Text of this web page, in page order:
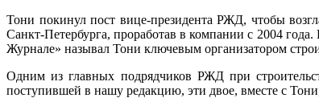
Тони покинул пост вице-президента РЖД, чтобы
Санкт-Петербурга, проработав в компании с 2004
Журнале» называл Тони ключевым организатором
Одним из главных подрядчиков РЖД при
поступившей в нашу редакцию, эти двое, вместе с